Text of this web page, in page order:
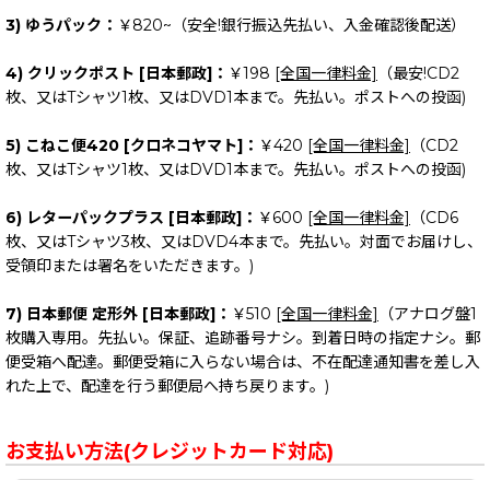
3) ゆうパック： ￥820~（安全!銀行振込先払い、入金確認後配送）
4) クリックポスト [日本郵政]： ￥198 [全国一律料金]
（最安!CD2
枚、又はTシャツ1枚、又はDVD1本まで。先払い。ポストへの投函)
5) こねこ便420 [クロネコヤマト]： ￥420 [全国一律料金]
（CD2
枚、又はTシャツ1枚、又はDVD1本まで。先払い。ポストへの投函)
6) レターパックプラス [日本郵政]： ￥600 [全国一律料金]
（CD6
枚、又はTシャツ3枚、又はDVD4本まで。先払い。対面でお届けし、
受領印または署名をいただきます。)
7) 日本郵便 定形外 [日本郵政]： ￥510 [全国一律料金]
（アナログ盤1
枚購入専用。先払い。保証、追跡番号ナシ。到着日時の指定ナシ。郵
便受箱へ配達。郵便受箱に入らない場合は、不在配達通知書を差し入
れた上で、配達を行う郵便局へ持ち戻ります。)
お支払い方法(クレジットカード対応)